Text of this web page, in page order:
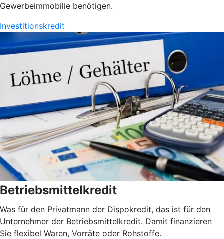
Gewerbeimmobilie benötigen.
Investitionskredit
Betriebsmittelkredit
Was für den Privatmann der Dispokredit, das ist für den
Unternehmer der Betriebsmittelkredit. Damit finanzieren
Sie flexibel Waren, Vorräte oder Rohstoffe.